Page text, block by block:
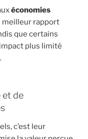
économies
rapport
que certains
plus limité
et de
c’est leur